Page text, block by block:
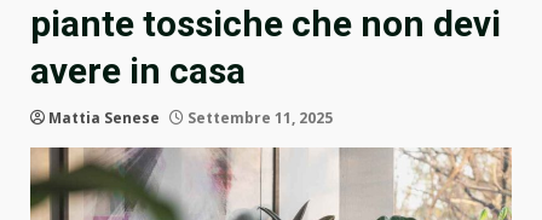
piante tossiche che non devi
avere in casa
Mattia Senese Settembre 11, 2025